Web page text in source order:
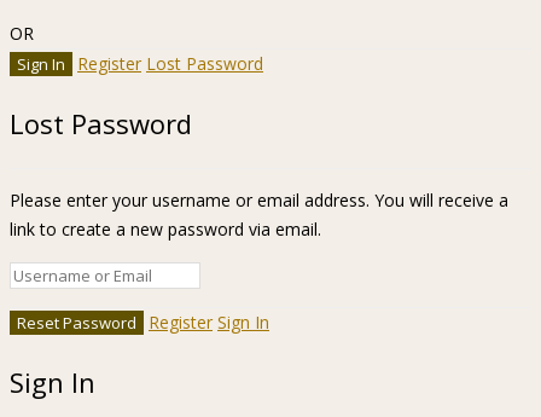
OR
Register Lost Password
Lost Password
Please enter your username or email address. You will receive a
link to create a new password via email.
Register Sign In
Sign In